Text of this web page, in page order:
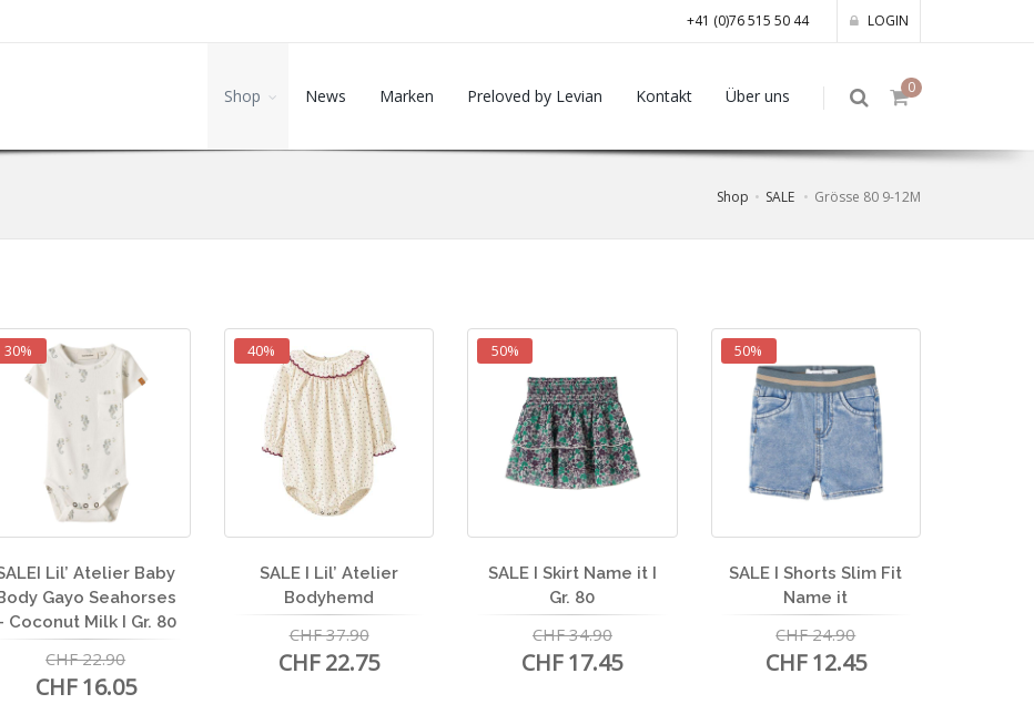
+41 (0)76 515 50 44 LOGIN
0
Shop News Marken Preloved by Levian Kontakt Über uns
Shop SALE Grösse 80 9-12M
30%
Lil’ Atelier Baby
Gayo Seahorses
Coconut Milk I Gr. 80
CHF 22.90
CHF 16.05
40%
SALE I Lil’ Atelier
Bodyhemd
CHF 37.90
CHF 22.75
50%
SALE I Skirt Name it I
Gr. 80
CHF 34.90
CHF 17.45
50%
SALE I Shorts Slim Fit
Name it
CHF 24.90
CHF 12.45